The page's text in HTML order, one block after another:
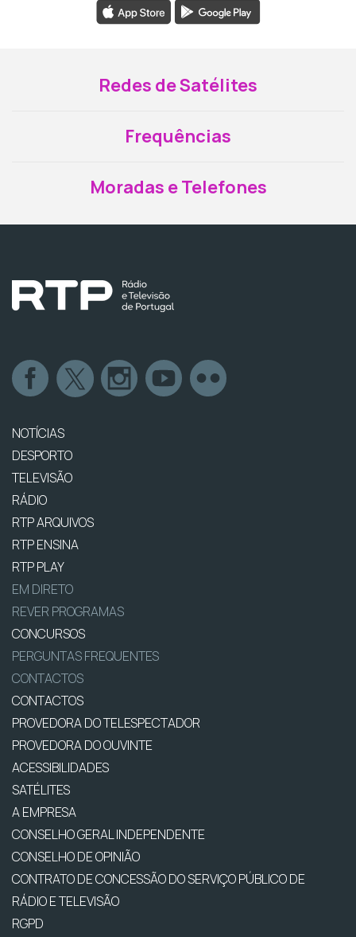
Redes de Satélites
Frequências
Moradas e Telefones
NOTÍCIAS
DESPORTO
TELEVISÃO
RÁDIO
RTP ARQUIVOS
RTP ENSINA
RTP PLAY
EM DIRETO
REVER PROGRAMAS
CONCURSOS
PERGUNTAS FREQUENTES
CONTACTOS
CONTACTOS
PROVEDORA DO TELESPECTADOR
PROVEDORA DO OUVINTE
ACESSIBILIDADES
SATÉLITES
A EMPRESA
CONSELHO GERAL INDEPENDENTE
CONSELHO DE OPINIÃO
CONTRATO DE CONCESSÃO DO SERVIÇO PÚBLICO DE
RÁDIO E TELEVISÃO
RGPD